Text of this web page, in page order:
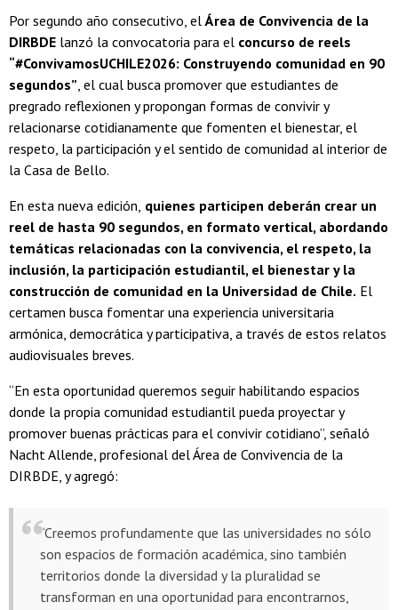
Por segundo año consecutivo, elÁrea de Convivencia de la
DIRBDE lanzó la convocatoria para el concurso de reels
“#ConvivamosUCHILE2026: Construyendo comunidad en 90
segundos”, el cual busca promover que estudiantes de
pregrado reflexionen y propongan formas de convivir y
relacionarse cotidianamente que fomenten el bienestar, el
respeto, la participación y el sentido de comunidad al interior de
la Casa de Bello.
En esta nueva edición, quienes participen deberán crear un
reel de hasta 90 segundos, en formato vertical, abordando
temáticas relacionadas con la convivencia, el respeto, la
inclusión, la participación estudiantil, el bienestar y la
construcción de comunidad en la Universidad de Chile. El
certamen busca fomentar una experiencia universitaria
armónica, democrática y participativa, a través de estos relatos
audiovisuales breves.
“En esta oportunidad queremos seguir habilitando espacios
donde la propia comunidad estudiantil pueda proyectar y
promover buenas prácticas para el convivir cotidiano”, señaló
Nacht Allende, profesional del Área de Convivencia de la
DIRBDE, y agregó:
“Creemos profundamente que las universidades no sólo
son espacios de formación académica, sino también
territorios donde la diversidad y la pluralidad se
transforman en una oportunidad para encontrarnos,